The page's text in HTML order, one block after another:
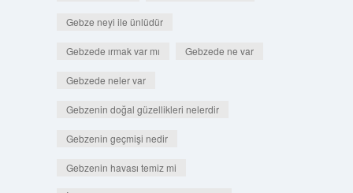
Gebze neyi ile ünlüdür
Gebzede ırmak var mı Gebzede ne var
Gebzede neler var
Gebzenin doğal güzellikleri nelerdir
Gebzenin geçmişi nedir
Gebzenin havası temiz mi